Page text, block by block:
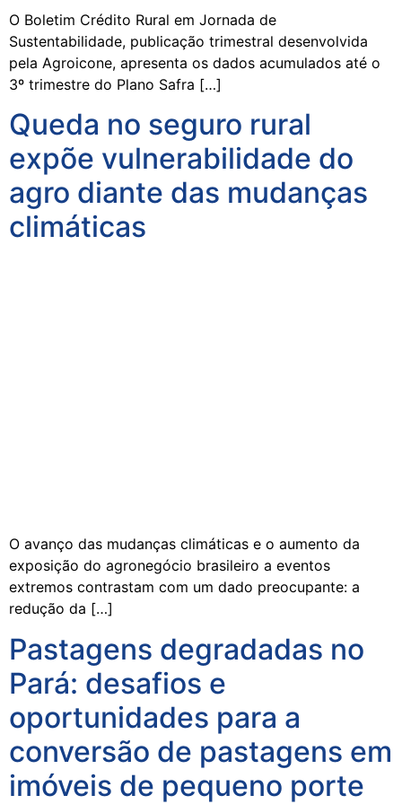
O Boletim Crédito Rural em Jornada de
Sustentabilidade, publicação trimestral desenvolvida
pela Agroicone, apresenta os dados acumulados até o
3º trimestre do Plano Safra […]
Queda no seguro rural
expõe vulnerabilidade do
agro diante das mudanças
climáticas
O avanço das mudanças climáticas e o aumento da
exposição do agronegócio brasileiro a eventos
extremos contrastam com um dado preocupante: a
redução da […]
Pastagens degradadas no
Pará: desafios e
oportunidades para a
conversão de pastagens em
imóveis de pequeno porte